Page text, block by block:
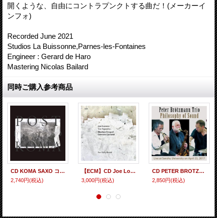
開くような、自由にコントラプンクトする曲だ！(メーカーイ
ンフォ)
Recorded June 2021
Studios La Buissonne,Parnes-les-Fontaines
Engineer : Gerard de Haro
Mastering Nicolas Bailard
同時ご購入参考商品
CD KOMA SAXO コマ・サクソ / POST KOMA (ポスト・コマ）
2,740円(税込)
【ECM】CD Joe Lovano Trio Tapestry ジョーロヴァノ・トリオ・タペストリー / Our Daily Bread
3,000円(税込)
CD PETER BROTZMANN TRIO ペーター・ブロッツマン・トリオ / PHILOSOPHY OF SOUND フィロソフィー・オブ・サウンド
2,850円(税込)